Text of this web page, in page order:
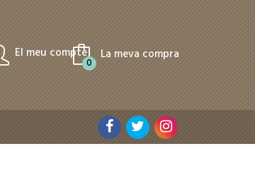
El meu compte La meva compra
0